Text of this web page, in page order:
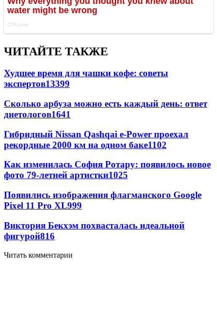
ЧИТАЙТЕ ТАКЖЕ
Худшее время для чашки кофе: советы
экспертов13399
Сколько арбуза можно есть каждый день: ответ
диетологов1641
Гибридный Nissan Qashqai e-Power проехал
рекордные 2000 км на одном баке1102
Как изменилась София Ротару: появилось новое
фото 79-летней артистки1025
Появились изображения флагманского Google
Pixel 11 Pro XL999
Виктория Бекхэм похвасталась идеальной
фигурой816
Читать комментарии